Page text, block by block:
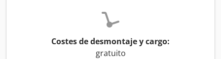
Costes de desmontaje y cargo:
gratuito